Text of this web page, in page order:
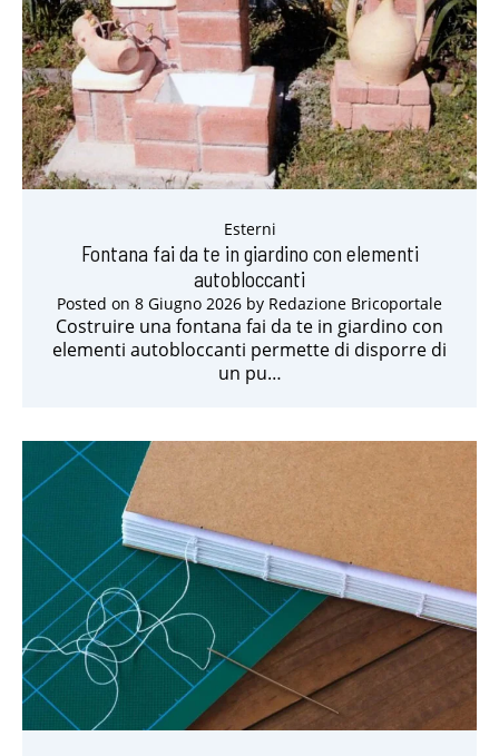
Esterni
Fontana fai da te in giardino con elementi
autobloccanti
Posted on 8 Giugno 2026 by Redazione Bricoportale
Costruire una fontana fai da te in giardino con
elementi autobloccanti permette di disporre di
un pu…